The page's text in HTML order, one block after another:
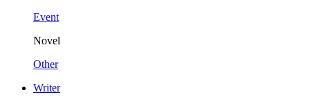
Event
Novel
Other
Writer